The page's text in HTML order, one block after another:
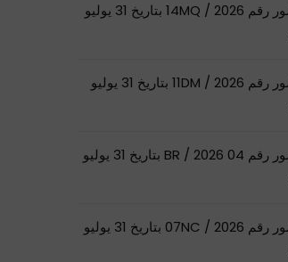
المنشور رقم 14MQ / 2026 بتاريخ 31 يوليو
المنشور رقم 11DM / 2026 بتاريخ 31 يوليو
المنشور رقم 04 BR / 2026 بتاريخ 31 يوليو
المنشور رقم 07NC / 2026 بتاريخ 31 يوليو